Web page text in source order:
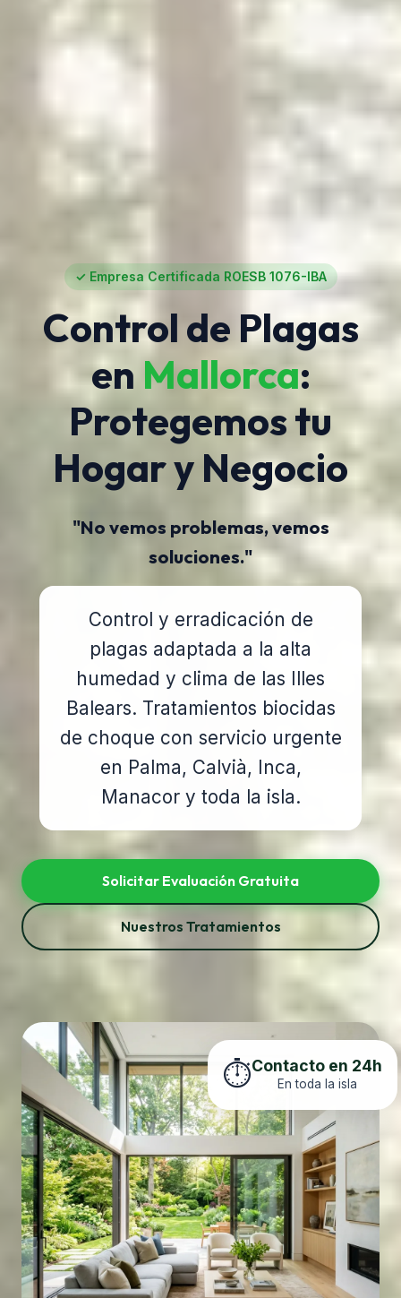
✓ Empresa Certificada ROESB 1076-IBA
Control de Plagas
en Mallorca:
Protegemos tu
Hogar y Negocio
"No vemos problemas, vemos
soluciones."
Control y erradicación de
plagas adaptada a la alta
humedad y clima de las Illes
Balears. Tratamientos biocidas
de choque con servicio urgente
en Palma, Calvià, Inca,
Manacor y toda la isla.
Solicitar Evaluación Gratuita
Nuestros Tratamientos
⏱️Contacto en 24h
En toda la isla